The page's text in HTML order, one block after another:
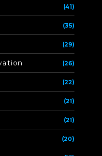
(41)
(35)
(29)
(26)
(22)
(21)
(21)
(20)